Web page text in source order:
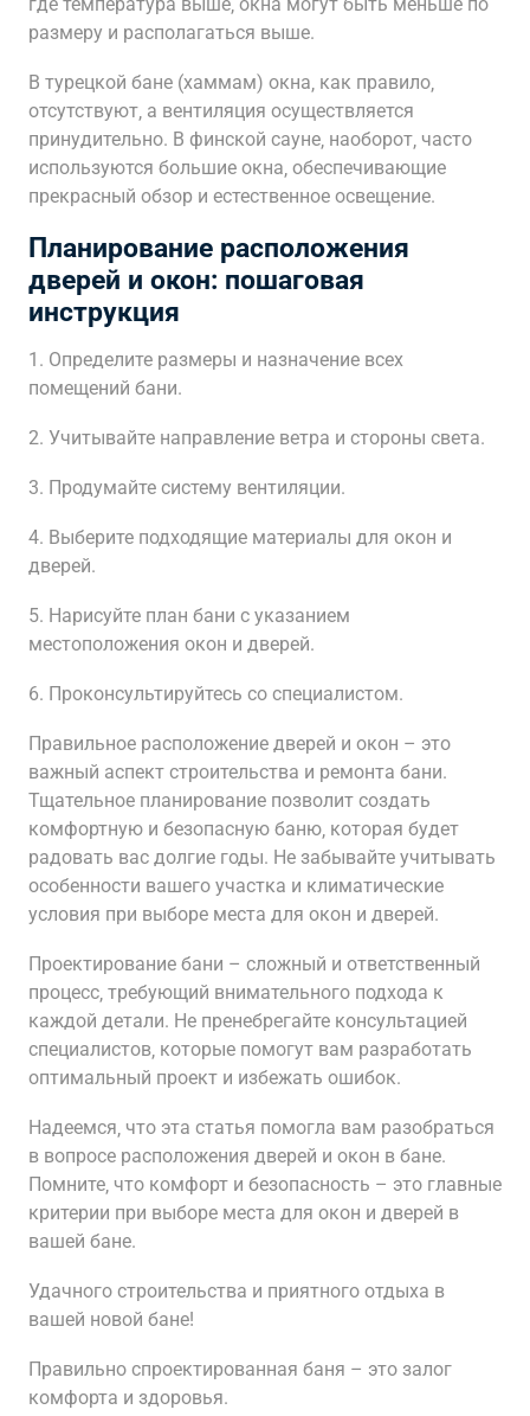
размеру и располагаться выше.
В турецкой бане (хаммам) окна‚ как правило‚
отсутствуют‚ а вентиляция осуществляется
принудительно. В финской сауне‚ наоборот‚ часто
используются большие окна‚ обеспечивающие
прекрасный обзор и естественное освещение.
Планирование расположения
дверей и окон: пошаговая
инструкция
1. Определите размеры и назначение всех
помещений бани.
2. Учитывайте направление ветра и стороны света.
3. Продумайте систему вентиляции.
4. Выберите подходящие материалы для окон и
дверей.
5. Нарисуйте план бани с указанием
местоположения окон и дверей.
6. Проконсультируйтесь со специалистом.
Правильное расположение дверей и окон – это
важный аспект строительства и ремонта бани.
Тщательное планирование позволит создать
комфортную и безопасную баню‚ которая будет
радовать вас долгие годы. Не забывайте учитывать
особенности вашего участка и климатические
условия при выборе места для окон и дверей.
Проектирование бани – сложный и ответственный
процесс‚ требующий внимательного подхода к
каждой детали. Не пренебрегайте консультацией
специалистов‚ которые помогут вам разработать
оптимальный проект и избежать ошибок.
Надеемся‚ что эта статья помогла вам разобраться
в вопросе расположения дверей и окон в бане.
Помните‚ что комфорт и безопасность – это главные
критерии при выборе места для окон и дверей в
вашей бане.
Удачного строительства и приятного отдыха в
вашей новой бане!
Правильно спроектированная баня – это залог
комфорта и здоровья.